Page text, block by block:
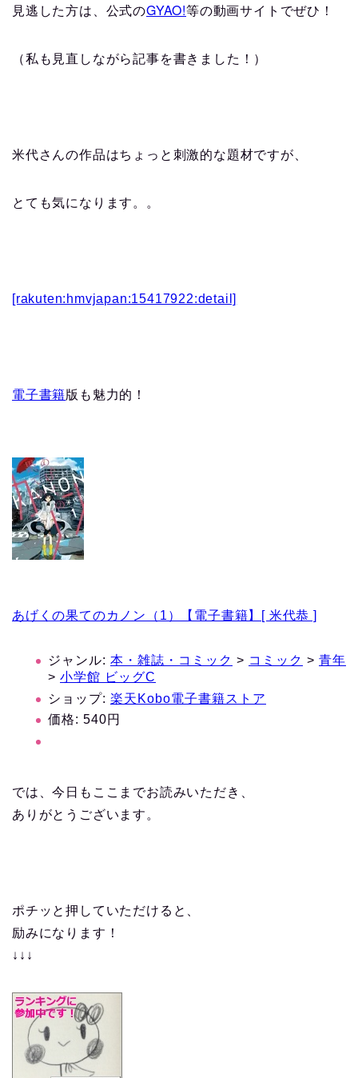
見逃した方は、公式のGYAO!等の動画サイトでぜひ！
（私も見直しながら記事を書きました！）
米代さんの作品はちょっと刺激的な題材ですが、
とても気になります。。
[rakuten:hmvjapan:15417922:detail]
電子書籍版も魅力的！
あげくの果てのカノン（1）【電子書籍】[ 米代恭 ]
ジャンル: 本・雑誌・コミック > コミック > 青年
> 小学館 ビッグC
ショップ: 楽天Kobo電子書籍ストア
価格: 540円
では、今日もここまでお読みいただき、
ありがとうございます。
ポチッと押していただけると、
励みになります！
↓↓↓